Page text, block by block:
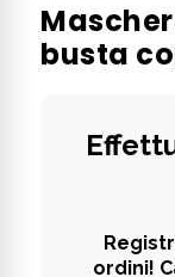
busta
ordini!